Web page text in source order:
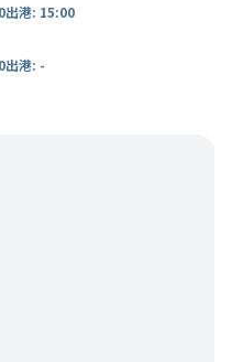
出港: 15:00
出港: -